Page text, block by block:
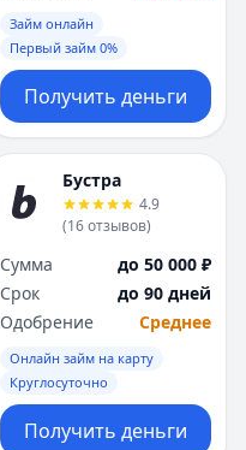
Займ онлайн
Первый займ 0%
Получить деньги
Бустра
4.9
(16отзывов)
Сумма
до 50 000 ₽
Срок
до 90 дней
Одобрение
Среднее
Онлайн займ на карту
Круглосуточно
Получить деньги